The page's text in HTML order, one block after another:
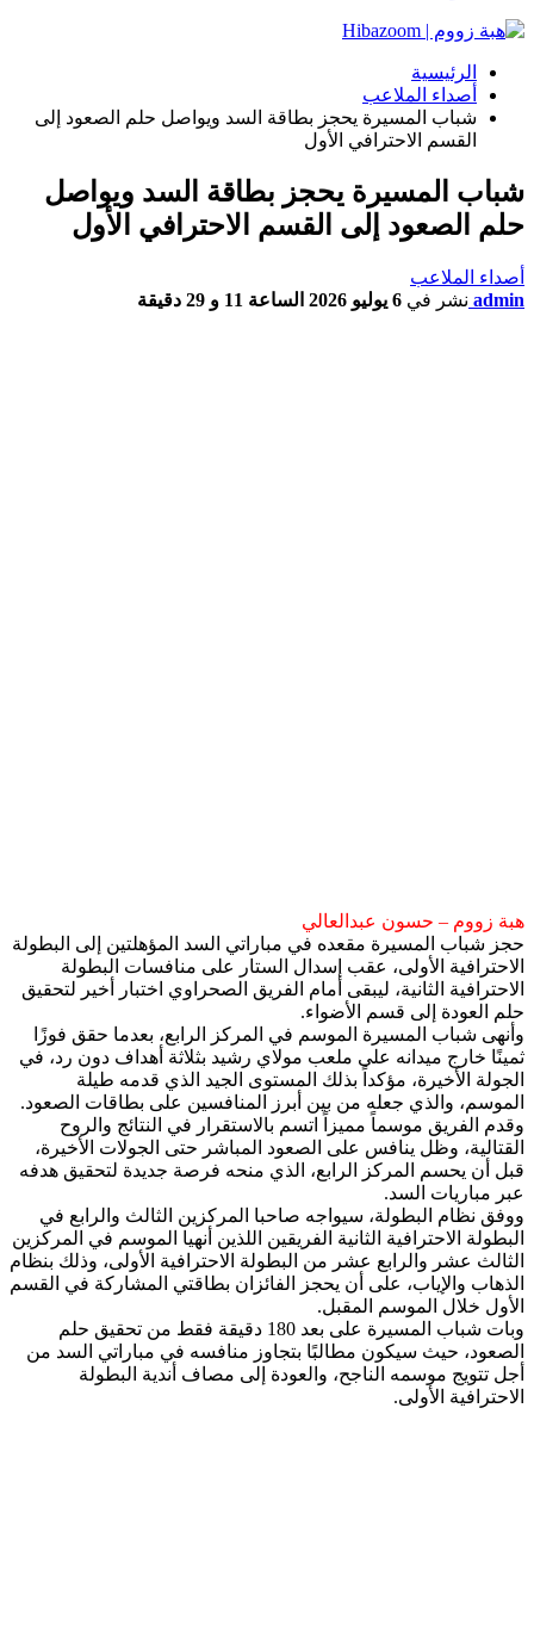
الرئيسية
أصداء الملاعب
شباب المسيرة يحجز بطاقة السد ويواصل حلم الصعود إلى
القسم الاحترافي الأول
شباب المسيرة يحجز بطاقة السد ويواصل
حلم الصعود إلى القسم الاحترافي الأول
أصداء الملاعب
admin نشر في 6 يوليو 2026 الساعة 11 و 29 دقيقة
هبة زووم – حسون عبدالعالي
حجز شباب المسيرة مقعده في مباراتي السد المؤهلتين إلى البطولة
الاحترافية الأولى، عقب إسدال الستار على منافسات البطولة
الاحترافية الثانية، ليبقى أمام الفريق الصحراوي اختبار أخير لتحقيق
حلم العودة إلى قسم الأضواء.
وأنهى شباب المسيرة الموسم في المركز الرابع، بعدما حقق فوزًا
ثمينًا خارج ميدانه على ملعب مولاي رشيد بثلاثة أهداف دون رد، في
الجولة الأخيرة، مؤكداً بذلك المستوى الجيد الذي قدمه طيلة
الموسم، والذي جعله من بين أبرز المنافسين على بطاقات الصعود.
وقدم الفريق موسماً مميزاً اتسم بالاستقرار في النتائج والروح
القتالية، وظل ينافس على الصعود المباشر حتى الجولات الأخيرة،
قبل أن يحسم المركز الرابع، الذي منحه فرصة جديدة لتحقيق هدفه
عبر مباريات السد.
ووفق نظام البطولة، سيواجه صاحبا المركزين الثالث والرابع في
البطولة الاحترافية الثانية الفريقين اللذين أنهيا الموسم في المركزين
الثالث عشر والرابع عشر من البطولة الاحترافية الأولى، وذلك بنظام
الذهاب والإياب، على أن يحجز الفائزان بطاقتي المشاركة في القسم
الأول خلال الموسم المقبل.
وبات شباب المسيرة على بعد 180 دقيقة فقط من تحقيق حلم
الصعود، حيث سيكون مطالبًا بتجاوز منافسه في مباراتي السد من
أجل تتويج موسمه الناجح، والعودة إلى مصاف أندية البطولة
الاحترافية الأولى.